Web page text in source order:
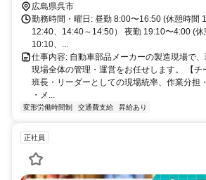
広島県呉市
勤務時間・曜日: 昼勤 8:00〜16:50 (休憩時間
12:40、14:40～14:50） 夜勤 19:10〜4:00 (休
10:10、...
仕事内容: 自動車部品メーカーの製造現場で
現場全体の管理・運営をお任せします。 【チ
班長・リーダーとしての現場統率、作業分担
・メ...
変形労働時間制 交通費支給 昇給あり
正社員